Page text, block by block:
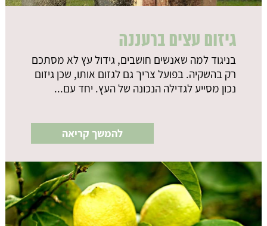
גיזום עצים ברעננה
בניגוד למה שאנשים חושבים, גידול עץ לא מסתכם
רק בהשקיה. בפועל צריך גם לגזום אותו, שכן גיזום
נכון מסייע לגדילה הנכונה של העץ. יחד עם...
להמשך קריאה